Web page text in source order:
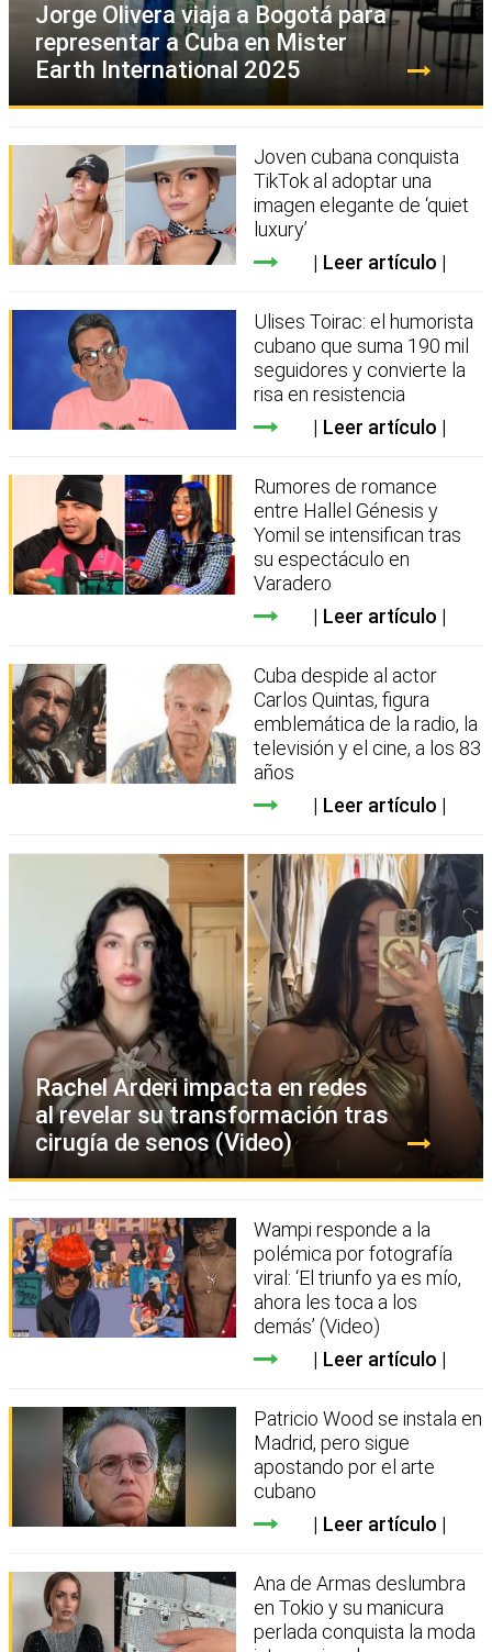
Jorge Olivera viaja a Bogotá para
representar a Cuba en Mister
Earth International 2025
Joven cubana conquista
TikTok al adoptar una
imagen elegante de ‘quiet
luxury’
Leer artículo
Ulises Toirac: el humorista
cubano que suma 190 mil
seguidores y convierte la
risa en resistencia
Leer artículo
Rumores de romance
entre Hallel Génesis y
Yomil se intensifican tras
su espectáculo en
Varadero
Leer artículo
Cuba despide al actor
Carlos Quintas, figura
emblemática de la radio, la
televisión y el cine, a los 83
años
Leer artículo
Rachel Arderi impacta en redes
al revelar su transformación tras
cirugía de senos (Video)
Wampi responde a la
polémica por fotografía
viral: ‘El triunfo ya es mío,
ahora les toca a los
demás’ (Video)
Leer artículo
Patricio Wood se instala en
Madrid, pero sigue
apostando por el arte
cubano
Leer artículo
Ana de Armas deslumbra
en Tokio y su manicura
perlada conquista la moda